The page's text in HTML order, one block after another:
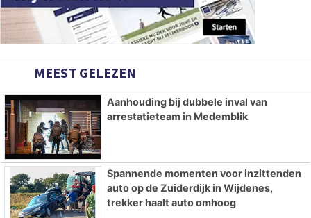
MEEST GELEZEN
Aanhouding bij dubbele inval van
arrestatieteam in Medemblik
Spannende momenten voor inzittenden
auto op de Zuiderdijk in Wijdenes,
trekker haalt auto omhoog